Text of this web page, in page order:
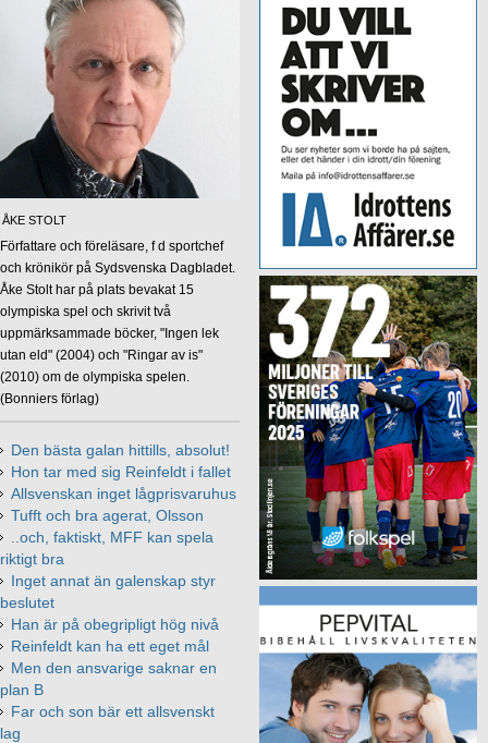
ÅKE STOLT
Författare och föreläsare, f d sportchef
och krönikör på Sydsvenska Dagbladet.
Åke Stolt har på plats bevakat 15
olympiska spel och skrivit två
uppmärksammade böcker, "Ingen lek
utan eld" (2004) och "Ringar av is"
(2010) om de olympiska spelen.
(Bonniers förlag)
Den bästa galan hittills, absolut!
Hon tar med sig Reinfeldt i fallet
Allsvenskan inget lågprisvaruhus
Tufft och bra agerat, Olsson
..och, faktiskt, MFF kan spela
riktigt bra
Inget annat än galenskap styr
beslutet
Han är på obegripligt hög nivå
Reinfeldt kan ha ett eget mål
Men den ansvarige saknar en
plan B
Far och son bär ett allsvenskt
lag